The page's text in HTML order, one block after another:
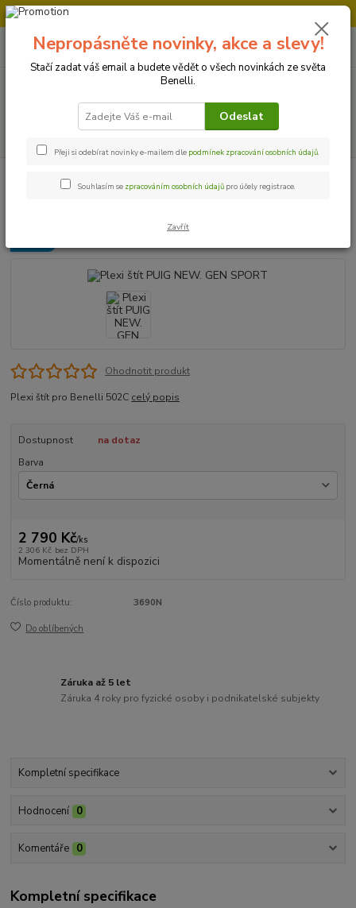
+420 728 500 481
Po-Pá 8:00 - 17:00
0
za0 Kč
Ohodnotit produkt
Plexi štít pro Benelli 502C celý popis
Dostupnost
na dotaz
Barva
2 790 Kč/ks
2 306 Kč bez DPH
Momentálně není k dispozici
Číslo produktu: 3690N
Do oblíbených
Záruka až 5 let
Záruka 4 roky pro fyzické osoby i podnikatelské subjekty
Kompletní specifikace
Hodnocení 0
Komentáře 0
Kompletní specifikace
Nepropásněte novinky, akce a slevy!
Stačí zadat váš email a budete vědět o všech novinkách ze světa
Benelli.
Odeslat
Přeji si odebírat novinky e-mailem dle podmínek zpracování osobních údajů.
Souhlasím se zpracováním osobních údajů pro účely registrace.
Zavřít